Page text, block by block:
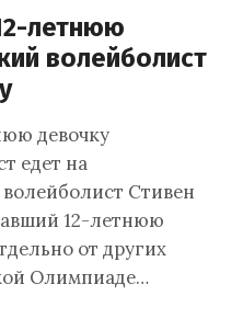
летнюю
волейболист
девочку
едет на
Стивен
12-летнюю
от других
Олимпиаде…